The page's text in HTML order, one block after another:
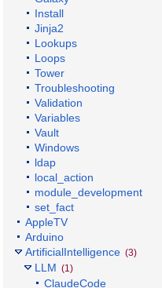
Install
Jinja2
Lookups
Loops
Tower
Troubleshooting
Validation
Variables
Vault
Windows
ldap
local_action
module_development
set_fact
AppleTV
Arduino
ArtificialIntelligence (3)
LLM (1)
ClaudeCode